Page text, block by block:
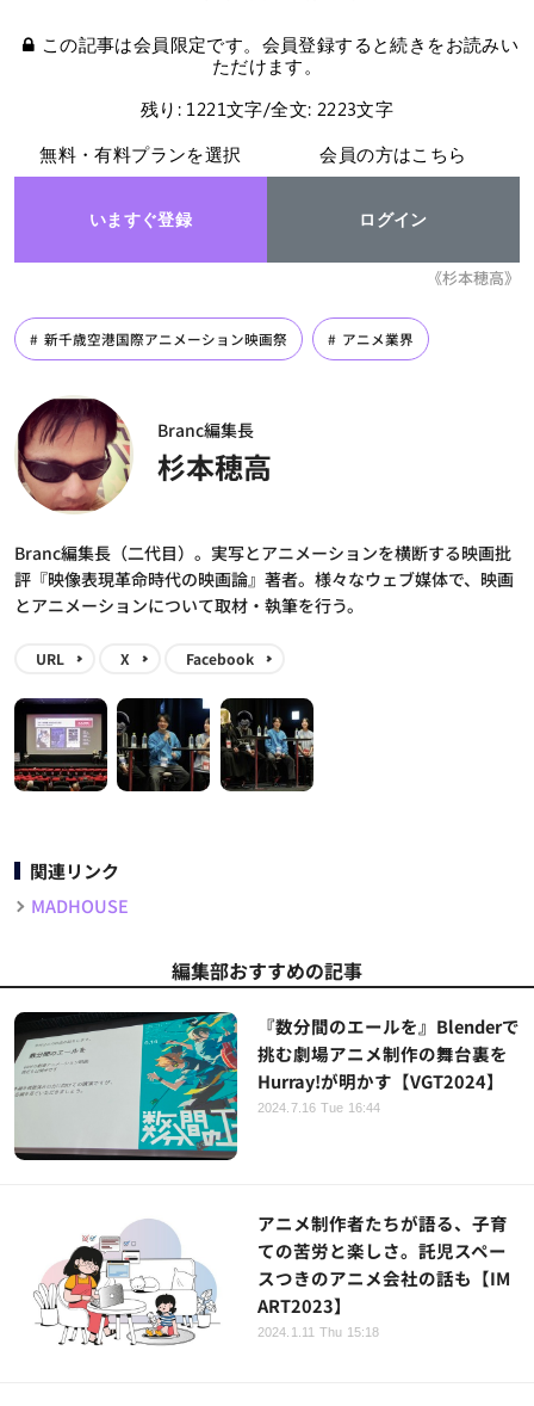
この記事は会員限定です。会員登録すると続きをお読みい
ただけます。
残り: 1221文字/全文: 2223文字
無料・有料プランを選択
いますぐ登録
会員の方はこちら
ログイン
《杉本穂高》
新千歳空港国際アニメーション映画祭 アニメ業界
Branc編集長
杉本穂高
Branc編集長（二代目）。実写とアニメーションを横断する映画批
評『映像表現革命時代の映画論』著者。様々なウェブ媒体で、映画
とアニメーションについて取材・執筆を行う。
URL X Facebook
関連リンク
MADHOUSE
編集部おすすめの記事
『数分間のエールを』Blenderで
挑む劇場アニメ制作の舞台裏を
Hurray!が明かす【VGT2024】
2024.7.16 Tue 16:44
アニメ制作者たちが語る、子育
ての苦労と楽しさ。託児スペー
スつきのアニメ会社の話も【IM
ART2023】
2024.1.11 Thu 15:18